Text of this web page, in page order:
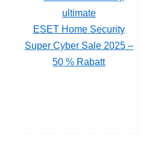
ESET Home Security
Super Cyber Sale 2025 –
50 % Rabatt